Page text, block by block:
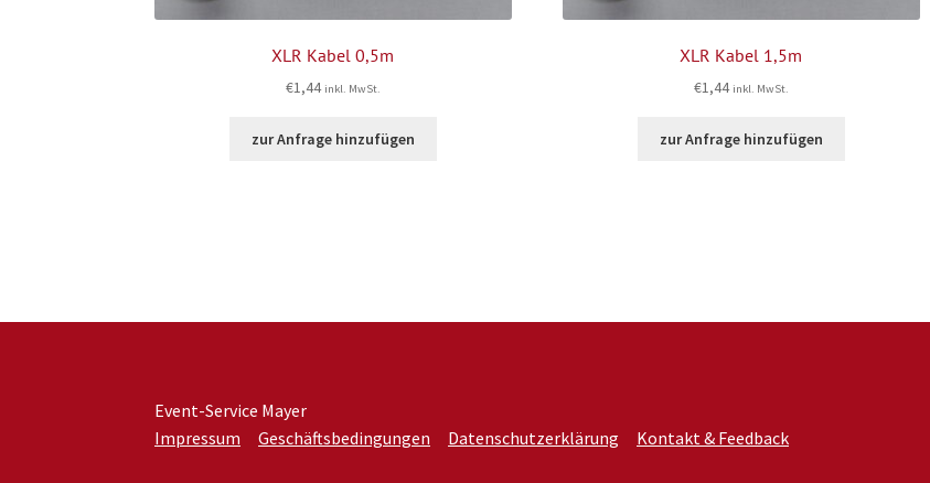
XLR Kabel 0,5m
€1,44 inkl. MwSt.
zur Anfrage hinzufügen
XLR Kabel 1,5m
€1,44 inkl. MwSt.
zur Anfrage hinzufügen
Event-Service Mayer
Impressum
Geschäftsbedingungen Datenschutzerklärung Kontakt & Feedback